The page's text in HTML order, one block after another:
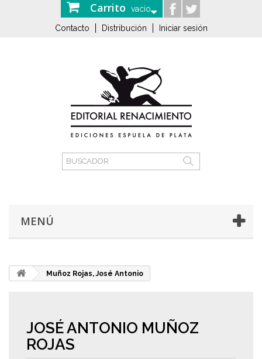
Carrito vacío
Contacto Distribución Iniciar sesión
MENÚ
Muñoz Rojas, José Antonio
JOSÉ ANTONIO MUÑOZ
ROJAS